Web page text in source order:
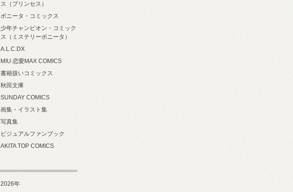
ス（プリンセス）
ボニータ・コミックス
少年チャンピオン・コミック
ス（ミステリーボニータ）
A.L.C.DX
MIU 恋愛MAX COMICS
書籍扱いコミックス
秋田文庫
SUNDAY COMICS
画集・イラスト集
写真集
ビジュアルファンブック
AKITA TOP COMICS
2026年